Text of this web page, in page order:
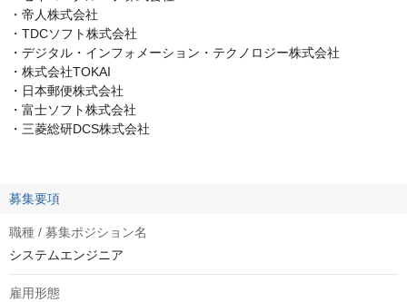
・帝人株式会社
・TDCソフト株式会社
・デジタル・インフォメーション・テクノロジー株式会社
・株式会社TOKAI
・日本郵便株式会社
・富士ソフト株式会社
・三菱総研DCS株式会社
募集要項
職種 / 募集ポジション名
システムエンジニア
雇用形態